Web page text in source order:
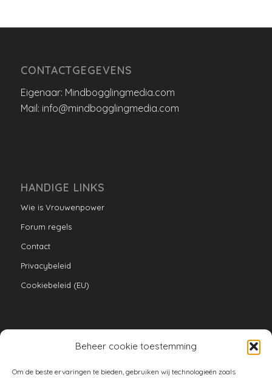
Beheer cookie toestemming
Om de beste ervaringen te bieden, gebruiken wij technologieën zoals
CONTACTGEGEVENS
Eigenaar: Mindbogglingmedia.com
Mail: info@mindbogglingmedia.com
HANDIGE LINKS
Wie is Vrouwenpower
Forum regels
Contact
Privacybeleid
Cookiebeleid (EU)